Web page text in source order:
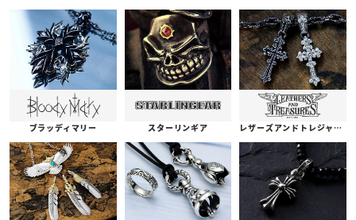
ブラッディマリー スターリンギア レザーズアンドトレジャーズ